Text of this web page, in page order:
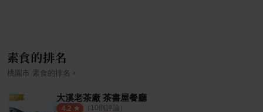
素食的排名
桃園市 素食的排名 ›
大溪老茶廠 茶書屋餐廳
4.2 （ 10則評論）